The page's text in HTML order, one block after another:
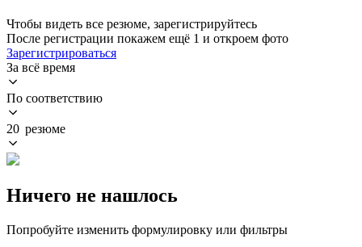
Чтобы видеть все резюме, зарегистрируйтесь
После регистрации покажем ещё 1 и откроем фото
Зарегистрироваться
За всё время
По соответствию
20 резюме
Ничего не нашлось
Попробуйте изменить формулировку или фильтры